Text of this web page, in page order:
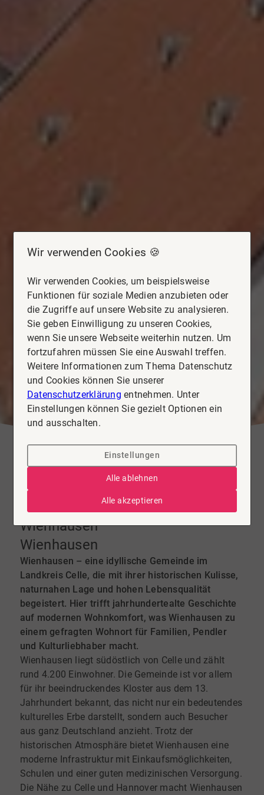
Immobilie kaufen & verkaufen in
Wienhausen
Wienhausen
Wienhausen – eine idyllische Gemeinde im
Landkreis Celle, die mit ihrer historischen Kulisse,
naturnahen Lage und hohen Lebensqualität
begeistert. Hier trifft jahrhundertealte Geschichte
auf modernen Wohnkomfort, was Wienhausen zu
einem gefragten Wohnort für Familien, Pendler
und Kulturliebhaber macht.
Wienhausen liegt südöstlich von Celle und zählt
rund 4.200 Einwohner. Die Gemeinde ist vor allem
für ihr beeindruckendes Kloster aus dem 13.
Jahrhundert bekannt, das nicht nur ein bedeutendes
kulturelles Erbe darstellt, sondern auch Besucher
aus ganz Deutschland anzieht. Trotz der
historischen Atmosphäre bietet Wienhausen eine
moderne Infrastruktur mit Einkaufsmöglichkeiten,
Schulen und einer guten medizinischen Versorgung.
Die Nähe zu Celle und Hannover macht Wienhausen
Wir verwenden Cookies 🍪
Wir verwenden Cookies, um beispielsweise
Funktionen für soziale Medien anzubieten oder
die Zugriffe auf unsere Website zu analysieren.
Sie geben Einwilligung zu unseren Cookies,
wenn Sie unsere Webseite weiterhin nutzen. Um
fortzufahren müssen Sie eine Auswahl treffen.
Weitere Informationen zum Thema Datenschutz
und Cookies können Sie unserer
Datenschutzerklärung entnehmen. Unter
Einstellungen können Sie gezielt Optionen ein
und ausschalten.
Einstellungen
Alle ablehnen
Alle akzeptieren